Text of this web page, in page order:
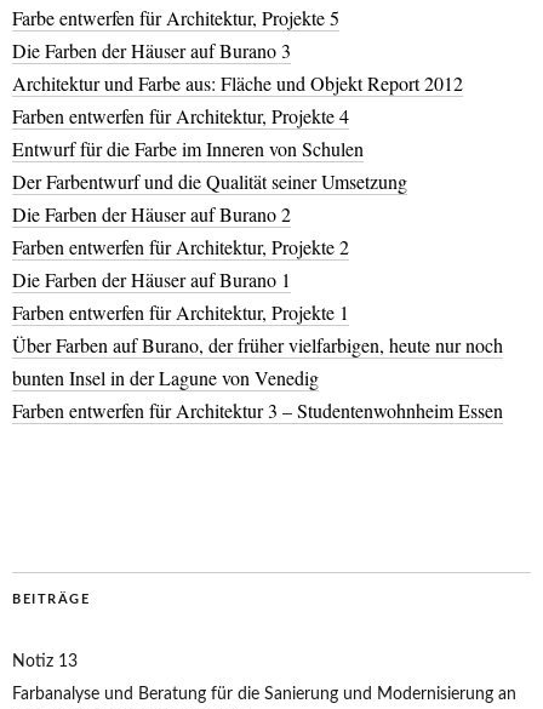
Farbe entwerfen für Architektur, Projekte 5
Die Farben der Häuser auf Burano 3
Architektur und Farbe aus: Fläche und Objekt Report 2012
Farben entwerfen für Architektur, Projekte 4
Entwurf für die Farbe im Inneren von Schulen
Der Farbentwurf und die Qualität seiner Umsetzung
Die Farben der Häuser auf Burano 2
Farben entwerfen für Architektur, Projekte 2
Die Farben der Häuser auf Burano 1
Farben entwerfen für Architektur, Projekte 1
Über Farben auf Burano, der früher vielfarbigen, heute nur noch
bunten Insel in der Lagune von Venedig
Farben entwerfen für Architektur 3 – Studentenwohnheim Essen
BEITRÄGE
Notiz 13
Farbanalyse und Beratung für die Sanierung und Modernisierung an